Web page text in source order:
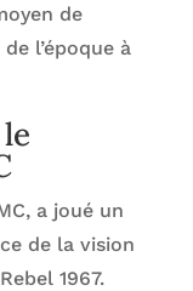
de
l’époque à
a joué un
de la vision
1967.